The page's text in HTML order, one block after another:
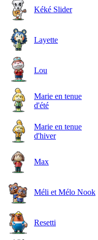
Kéké Slider
Layette
Lou
Marie en tenue
d'été
Marie en tenue
d'hiver
Max
Méli et Mélo Nook
Resetti